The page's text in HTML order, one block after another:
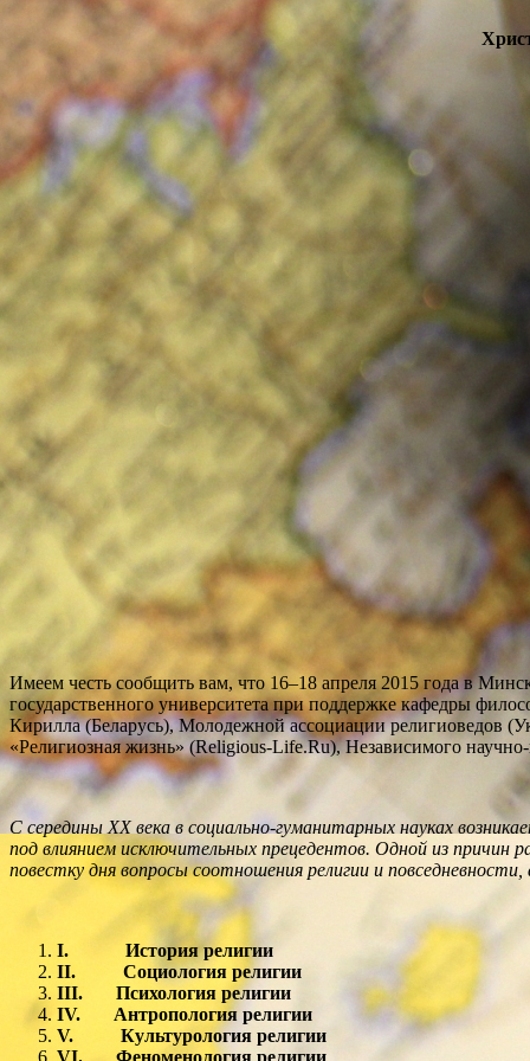
Имеем честь сообщить вам, что 16–18 апреля 2015 года в
государственного университета при поддержке кафедры
Кирилла (Беларусь), Молодежной ассоциации религиоведов
«Религиозная жизнь» (Religious-Life.Ru), Независимого
С середины XXвека в социально-гуманитарных науках
под влиянием исключительных прецедентов. Одной из причин
повестку дня вопросы соотношения религии и
I. История религии
II. Социология религии
III. Психология религии
IV. Антропология религии
V. Культурология религии
VI. Феноменология религии